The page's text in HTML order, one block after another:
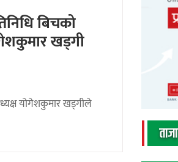
बिचको
खड्गी
योगेशकुमार खड्गीले
ताजा